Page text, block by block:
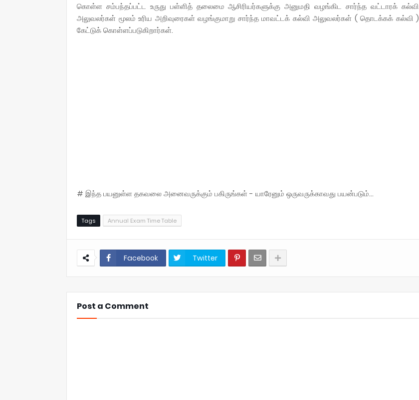
கொள்ள சம்பந்தப்பட்ட உருது பள்ளித் தலைமை ஆசிரியர்களுக்கு அனுமதி வழங்கிட சார்ந்த வட்டாரக் கல்வி
அலுவலர்கள் மூலம் உரிய அறிவுரைகள் வழங்குமாறு சார்ந்த மாவட்டக் கல்வி அலுவலர்கள் ( தொடக்கக் கல்வி )
கேட்டுக் கொள்ளப்படுகிறார்கள்.
# இந்த பயனுள்ள தகவலை அனைவருக்கும் பகிருங்கள் - யாரேனும் ஒருவருக்காவது பயன்படும்...
Tags Annual Exam Time Table
Facebook Twitter
Post a Comment